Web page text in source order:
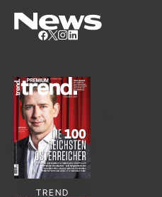
TREND